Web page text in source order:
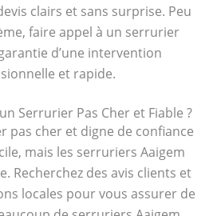
clairs et sans surprise. Peu
faire appel à un serrurier
d’une intervention
et rapide.
Serrurier Pas Cher et Fiable ?
pas cher et digne de confiance
mais les serruriers Aaigem
Recherchez des avis clients et
locales pour vous assurer de